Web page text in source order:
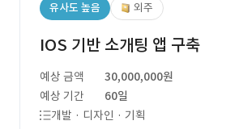
유사도 높음 외주
IOS 기반 소개팅 앱 구축
예상 금액
30,000,000원
예상 기간
60일
개발 · 디자인 · 기획